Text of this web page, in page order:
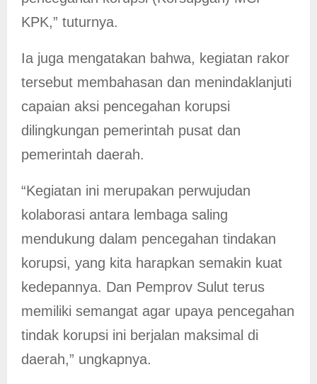
KPK,” tuturnya.
Ia juga mengatakan bahwa, kegiatan rakor
tersebut membahasan dan menindaklanjuti
capaian aksi pencegahan korupsi
dilingkungan pemerintah pusat dan
pemerintah daerah.
“Kegiatan ini merupakan perwujudan
kolaborasi antara lembaga saling
mendukung dalam pencegahan tindakan
korupsi, yang kita harapkan semakin kuat
kedepannya. Dan Pemprov Sulut terus
memiliki semangat agar upaya pencegahan
tindak korupsi ini berjalan maksimal di
daerah,” ungkapnya.